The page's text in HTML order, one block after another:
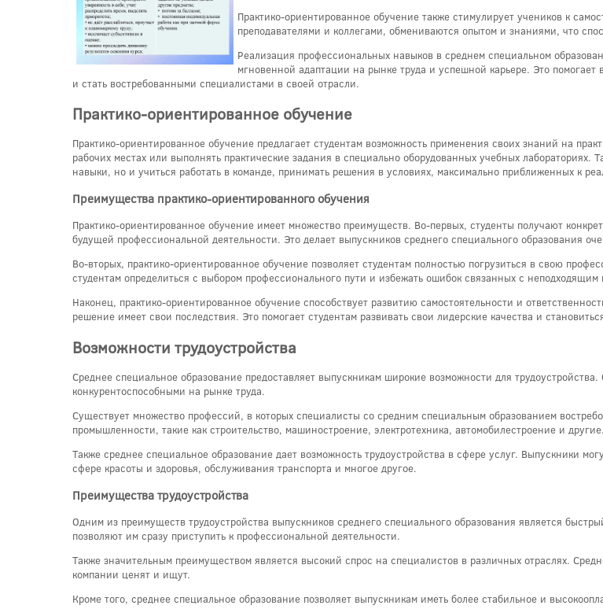
Практико-ориентированное обучение также стимулирует учеников к
преподавателями и коллегами, обмениваются опытом и знаниями, что
Реализация профессиональных навыков в среднем специальном
мгновенной адаптации на рынке труда и успешной карьере. Это
и стать востребованными специалистами в своей отрасли.
Практико-ориентированное обучение
Практико-ориентированное обучение предлагает студентам возможность применения своих знаний на
рабочих местах или выполнять практические задания в специально оборудованных учебных лабораториях.
навыки, но и учиться работать в команде, принимать решения в условиях, максимально приближенных к
Преимущества практико-ориентированного обучения
Практико-ориентированное обучение имеет множество преимуществ. Во-первых, студенты получают
будущей профессиональной деятельности. Это делает выпускников среднего специального образования
Во-вторых, практико-ориентированное обучение позволяет студентам полностью погрузиться в свою
студентам определиться с выбором профессионального пути и избежать ошибок связанных с
Наконец, практико-ориентированное обучение способствует развитию самостоятельности и
решение имеет свои последствия. Это помогает студентам развивать свои лидерские качества и
Возможности трудоустройства
Среднее специальное образование предоставляет выпускникам широкие возможности для
конкурентоспособными на рынке труда.
Существует множество профессий, в которых специалисты со средним специальным образованием
промышленности, такие как строительство, машиностроение, электротехника, автомобилестроение и другие.
Также среднее специальное образование дает возможность трудоустройства в сфере услуг. Выпускники
сфере красоты и здоровья, обслуживания транспорта и многое другое.
Преимущества трудоустройства
Одним из преимуществ трудоустройства выпускников среднего специального образования является
позволяют им сразу приступить к профессиональной деятельности.
Также значительным преимуществом является высокий спрос на специалистов в различных отраслях.
компании ценят и ищут.
Кроме того, среднее специальное образование позволяет выпускникам иметь более стабильное и